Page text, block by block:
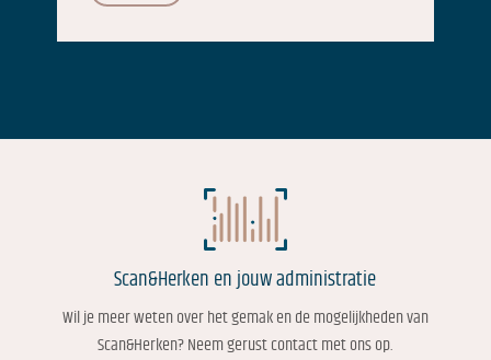
Scan&Herken en jouw administratie
Wil je meer weten over het gemak en de mogelijkheden van
Scan&Herken? Neem gerust contact met ons op.